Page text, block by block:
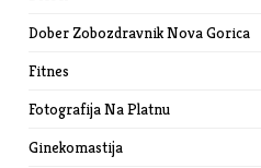
Dober Zobozdravnik Nova Gorica
Fitnes
Fotografija Na Platnu
Ginekomastija